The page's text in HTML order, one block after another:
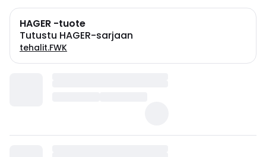
HAGER -tuote
Tutustu HAGER-sarjaan
tehalit.FWK